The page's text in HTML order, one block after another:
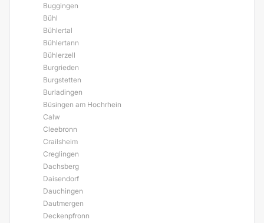
Buggingen
Bühl
Bühlertal
Bühlertann
Bühlerzell
Burgrieden
Burgstetten
Burladingen
Büsingen am Hochrhein
Calw
Cleebronn
Crailsheim
Creglingen
Dachsberg
Daisendorf
Dauchingen
Dautmergen
Deckenpfronn